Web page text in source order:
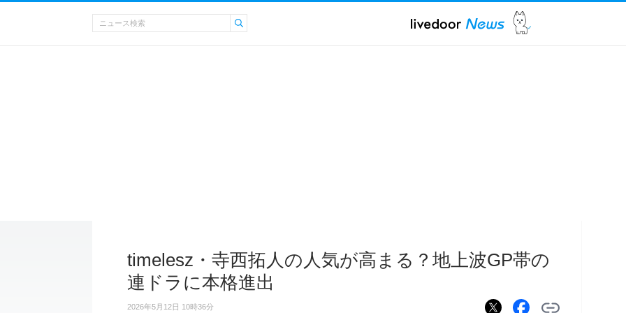
timelesz・寺西拓人の人気が高まる？地上波GP帯の
連ドラに本格進出
2026年5月12日 10時36分